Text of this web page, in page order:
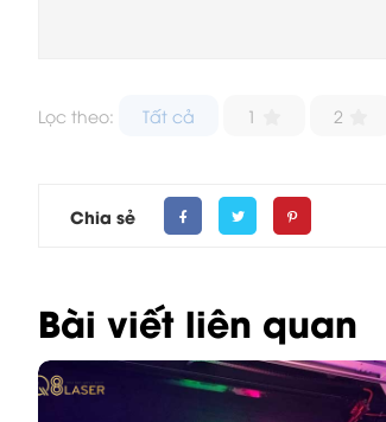
Lọc theo: Tất cả 1 2
Chia sẻ
Bài viết liên quan